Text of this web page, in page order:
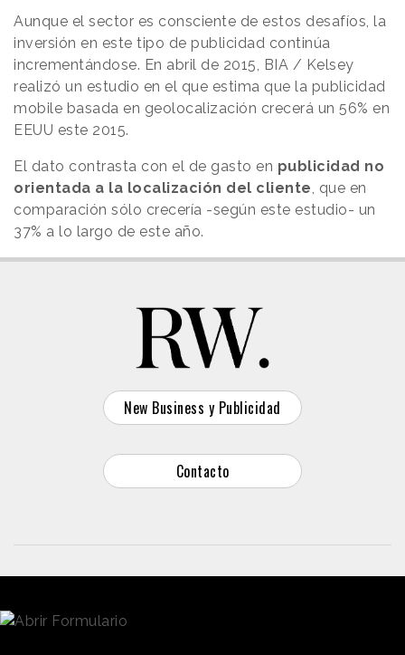
Aunque el sector es consciente de estos desafíos, la
inversión en este tipo de publicidad continúa
incrementándose. En abril de 2015, BIA / Kelsey
realizó un estudio en el que estima que la publicidad
mobile basada en geolocalización crecerá un 56% en
EEUU este 2015.
El dato contrasta con el de gasto en publicidad no
orientada a la localización del cliente , que en
comparación sólo crecería -según este estudio- un
37% a lo largo de este año.
New Business y Publicidad
Contacto
© 2026 Reason Why
Dirección: